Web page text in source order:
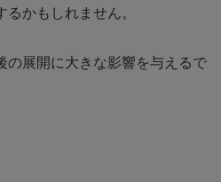
るかもしれません。
の展開に大きな影響を与えるで